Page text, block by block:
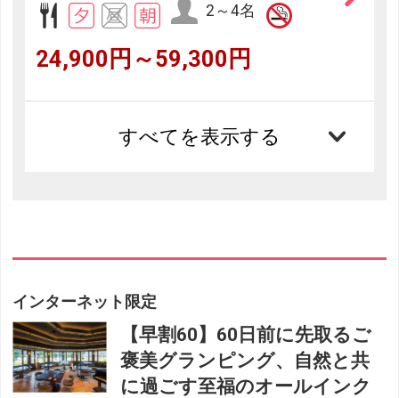
2～4名
24,900円～59,300円
すべてを表示する
インターネット限定
【早割60】60日前に先取るご
褒美グランピング、自然と共
に過ごす至福のオールインク